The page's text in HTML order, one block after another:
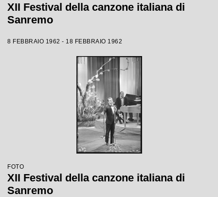
XII Festival della canzone italiana di
Sanremo
8 FEBBRAIO 1962 - 18 FEBBRAIO 1962
FOTO
XII Festival della canzone italiana di
Sanremo